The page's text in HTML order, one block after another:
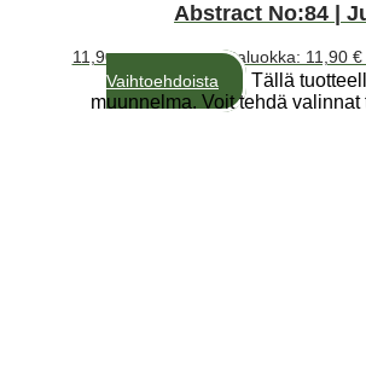
Abstract No:84 |
11,90€ – 44,90€Hintaluokka: 11,90
Vaihtoehdoista
Tällä
muunnelma. Voit tehdä valinnat